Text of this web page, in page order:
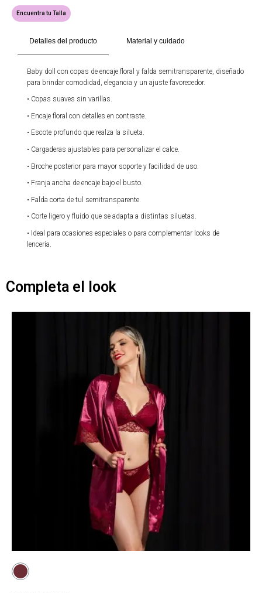
Encuentra tu Talla
Detalles del producto Material y cuidado
Baby doll con copas de encaje floral y falda semitransparente, diseñado
para brindar comodidad, elegancia y un ajuste favorecedor.
• Copas suaves sin varillas.
• Encaje floral con detalles en contraste.
• Escote profundo que realza la silueta.
• Cargaderas ajustables para personalizar el calce.
• Broche posterior para mayor soporte y facilidad de uso.
• Franja ancha de encaje bajo el busto.
• Falda corta de tul semitransparente.
• Corte ligero y fluido que se adapta a distintas siluetas.
• Ideal para ocasiones especiales o para complementar looks de
lencería.
Completa el look